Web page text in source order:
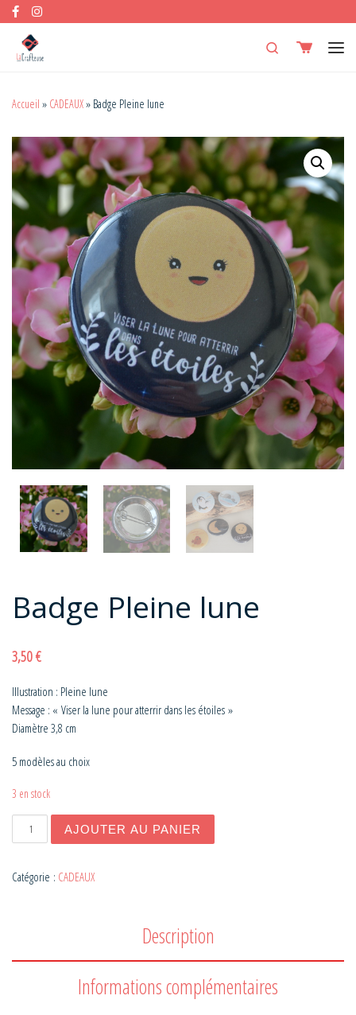
Skip to content
Search
Accueil » CADEAUX» Badge Pleine lune
Badge Pleine lune
3,50€
Illustration : Pleine lune
Message : « Viser la lune pour atterrir dans les étoiles »
Diamètre 3,8 cm
5 modèles au choix
3 en stock
quantité de Badge Pleine lune
AJOUTER AU PANIER
Catégorie : CADEAUX
Description
Informations complémentaires